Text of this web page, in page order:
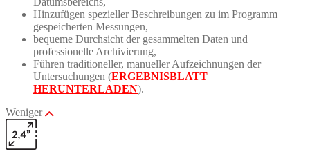
Hinzufügen spezieller Beschreibungen zu im Programm
gespeicherten Messungen,
bequeme Durchsicht der gesammelten Daten und
professionelle Archivierung,
Führen traditioneller, manueller Aufzeichnungen der
Untersuchungen (ERGEBNISBLATT
HERUNTERLADEN).
Weniger